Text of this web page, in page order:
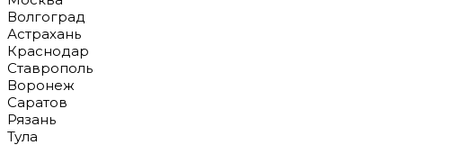
Волгоград
Астрахань
Краснодар
Ставрополь
Воронеж
Саратов
Рязань
Тула